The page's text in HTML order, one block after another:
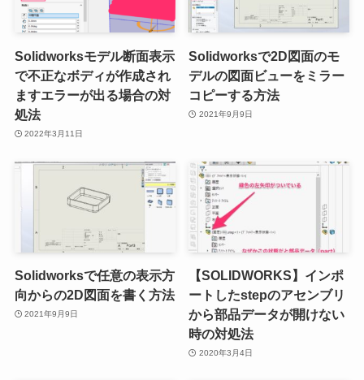
Solidworksモデル断面表示
で不正なボディが作成され
ますエラーが出る場合の対
処法
2022年3月11日
Solidworksで2D図面のモ
デルの図面ビューをミラー
コピーする方法
2021年9月9日
Solidworksで任意の表示方
向からの2D図面を書く方法
2021年9月9日
【SOLIDWORKS】インポ
ートしたstepのアセンブリ
から部品データが開けない
時の対処法
2020年3月4日